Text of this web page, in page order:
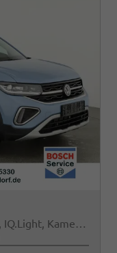
1.0 TSI 85 kW Life DSG Life, AHK, IQ.Light, Kamera, ACC, Side, Winter, 17-Zoll